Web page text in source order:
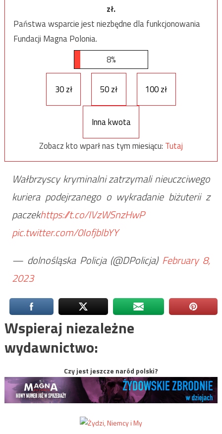
zł.
Państwa wsparcie jest niezbędne dla funkcjonowania
Fundacji Magna Polonia.
8%
30 zł 50 zł 100 zł
Inna kwota
Zobacz kto wparł nas tym miesiącu: Tutaj
Wałbrzyscy kryminalni zatrzymali nieuczciwego
kuriera podejrzanego o wykradanie biżuterii z
paczekhttps://t.co/IVzWSnzHwP
pic.twitter.com/0IofjbIbYY
— dolnośląska Policja (@DPolicja) February 8,
2023
Wspieraj niezależne
wydawnictwo:
Czy jest jeszcze naród polski?